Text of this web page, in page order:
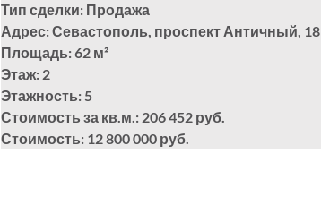
Тип сделки: Продажа
Адрес: Севастополь, проспект Античный, 18
Площадь: 62 м²
Этаж: 2
Этажность: 5
Стоимость за кв.м.: 206 452 руб.
Стоимость: 12 800 000 руб.